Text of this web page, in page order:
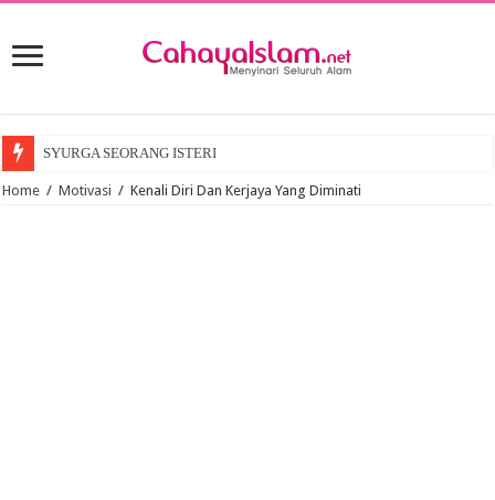
SYURGA SEORANG ISTERI
Home / Motivasi / Kenali Diri Dan Kerjaya Yang Diminati